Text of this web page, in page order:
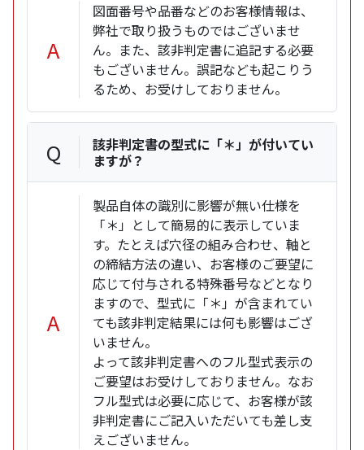
A
図面番号や品番などのお客様情報は、
弊社で取り扱うものではございませ
ん。また、該非判定書に追記する必要
もございません。誤記なども起こりう
るため、お受けしておりません。
Q
該非判定書の型式に「＊」が付いてい
ますが？
A
製品自体の識別に影響が無い仕様を
「＊」として簡易的に表示していま
す。たとえば穴径の組み合わせ、軸と
の締結方法の違い、お客様のご要望に
応じて付与される特殊番号などとなり
ますので、型式に「＊」が含まれてい
ても該非判定結果には何も影響はござ
いません。
よって該非判定書へのフル型式表示の
ご要望はお受けしておりません。なお
フル型式は必要に応じて、お客様が該
非判定書にご記入いただいても差し支
えございません。